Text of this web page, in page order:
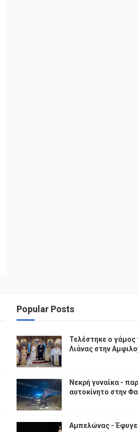
Popular Posts
Τελέστηκε ο γάμος
Λιάνας στην
Νεκρή γυναίκα -
αυτοκίνητο στην
Αμπελώνας -